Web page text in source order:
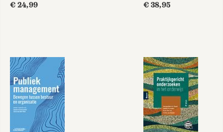
€ 24,99
€ 38,95